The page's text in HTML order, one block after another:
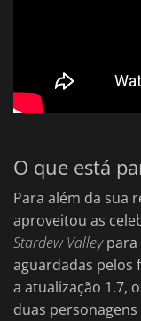
O que está
Para além da sua
aproveitou as
Stardew Valleypara
aguardadas pelos
a atualização 1.7,
duas